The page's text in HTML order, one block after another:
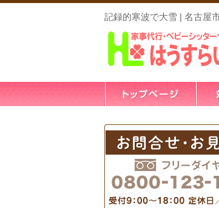
記録的寒波で大雪 | 名古屋